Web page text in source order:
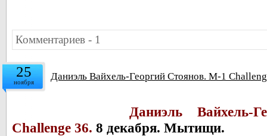
Комментариев - 1
25
ноября Даниэль Вайхель-Георгий Стоянов. M-1
Даниэль Вайхель-
Challenge 36. 8 декабря. Мытищи.